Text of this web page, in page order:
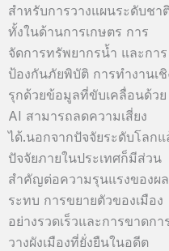
สำหรับการวางแผนระดับชา
ทั้งในด้านการเกษตร การ
จัดการทรัพยากรน้ำ และการ
ป้องกันภัยพิบัติ การทำงานเชิ
รุกด้วยข้อมูลที่ขับเคลื่อนด้วย
AI สามารถลดความเสี่ยง
ได้.นอกจากปัจจัยระดับโลกแ
ปัจจัยภายในประเทศก็มีส่วน
สำคัญต่อความรุนแรงของผ
ระทบ การขยายตัวของเมือง
อย่างรวดเร็วและการขาดกา
วางผังเมืองที่ยั่งยืนในอดีต